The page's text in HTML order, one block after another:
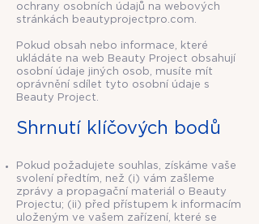
ochrany osobních údajů na webových
stránkách beautyprojectpro.com.
Pokud obsah nebo informace, které
ukládáte na web Beauty Project obsahují
osobní údaje jiných osob, musíte mít
oprávnění sdílet tyto osobní údaje s
Beauty Project.
Shrnutí klíčových bodů
Pokud požadujete souhlas, získáme vaše
svolení předtím, než (i) vám zašleme
zprávy a propagační materiál o Beauty
Projectu; (ii) před přístupem k informacím
uloženým ve vašem zařízení, které se